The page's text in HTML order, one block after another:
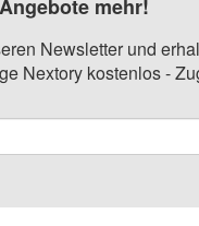
mehr!
Newsletter und
Nextory kostenlos -